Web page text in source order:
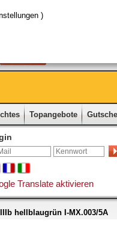
Topangebote
Translate aktivieren
hellblaugrün I-MX.003/5A
)